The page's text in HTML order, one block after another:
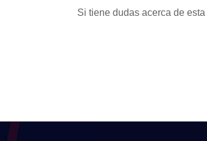
Si tiene dudas acerca de